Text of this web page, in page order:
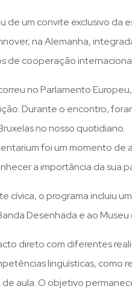
de um convite exclusivo da
na Alemanha,
de cooperação
no Parlamento
Durante o encontro,
no nosso quotidiano.
foi um momento de
a importância da sua
cívica, o programa incluiu
Desenhada e ao
direto com diferentes
linguísticas, como
aula. O objetivo